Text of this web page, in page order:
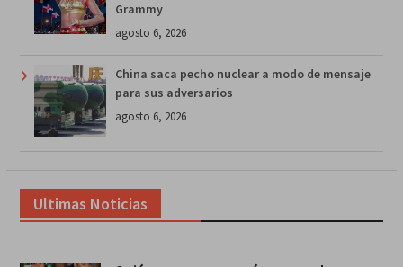
Grammy
agosto 6, 2026
China saca pecho nuclear a modo de mensaje
para sus adversarios
agosto 6, 2026
Ultimas Noticias